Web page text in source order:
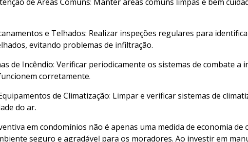
e Telhados: Realizar inspeções regulares para
evitando problemas de infiltração.
de Incêndio: Verificar periodicamente os sistemas de combate a
corretamente.
de Climatização: Limpar e verificar sistemas de
do ar.
em condomínios não é apenas uma medida de economia
seguro e agradável para os moradores. Ao investir em